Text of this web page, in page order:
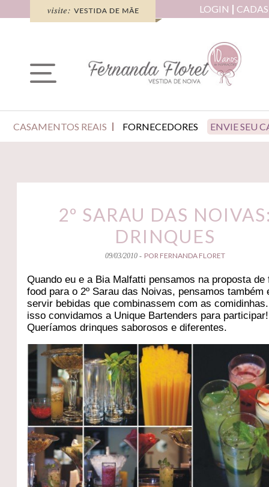
LOGIN
CASAMENTOS REAIS FORNECEDORES ENVIE SEU
2º SARAU DAS
DRINQUES
09/03/2010 - POR FERNANDA FLORET
Quando eu e a Bia Malfatti pensamos na proposta de
food para o 2º Sarau das Noivas, pensamos também
servir bebidas que combinassem com as
isso convidamos a Unique Bartenders para participar!
Queríamos drinques saborosos e diferentes.